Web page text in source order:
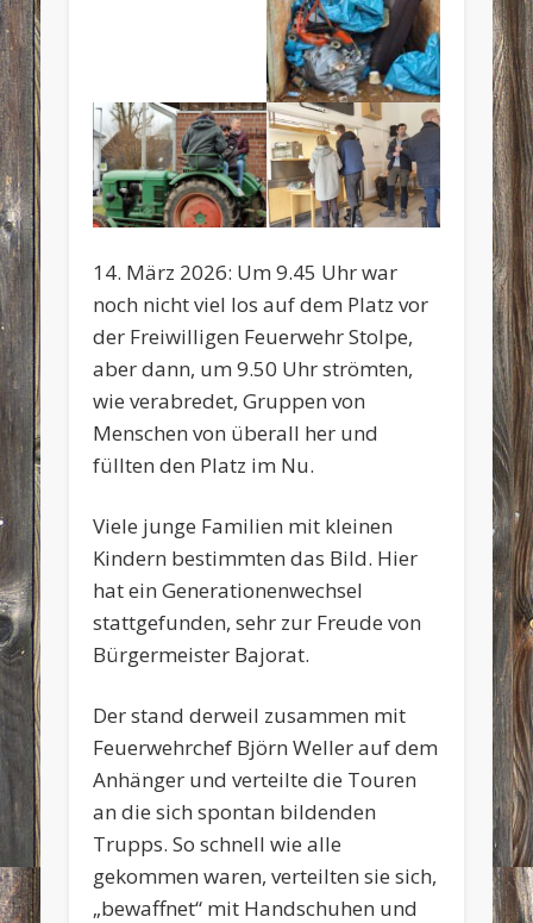
14. März 2026: Um 9.45 Uhr war
noch nicht viel los auf dem Platz vor
der Freiwilligen Feuerwehr Stolpe,
aber dann, um 9.50 Uhr strömten,
wie verabredet, Gruppen von
Menschen von überall her und
füllten den Platz im Nu.
Viele junge Familien mit kleinen
Kindern bestimmten das Bild. Hier
hat ein Generationenwechsel
stattgefunden, sehr zur Freude von
Bürgermeister Bajorat.
Der stand derweil zusammen mit
Feuerwehrchef Björn Weller auf dem
Anhänger und verteilte die Touren
an die sich spontan bildenden
Trupps. So schnell wie alle
gekommen waren, verteilten sie sich,
„bewaffnet“ mit Handschuhen und